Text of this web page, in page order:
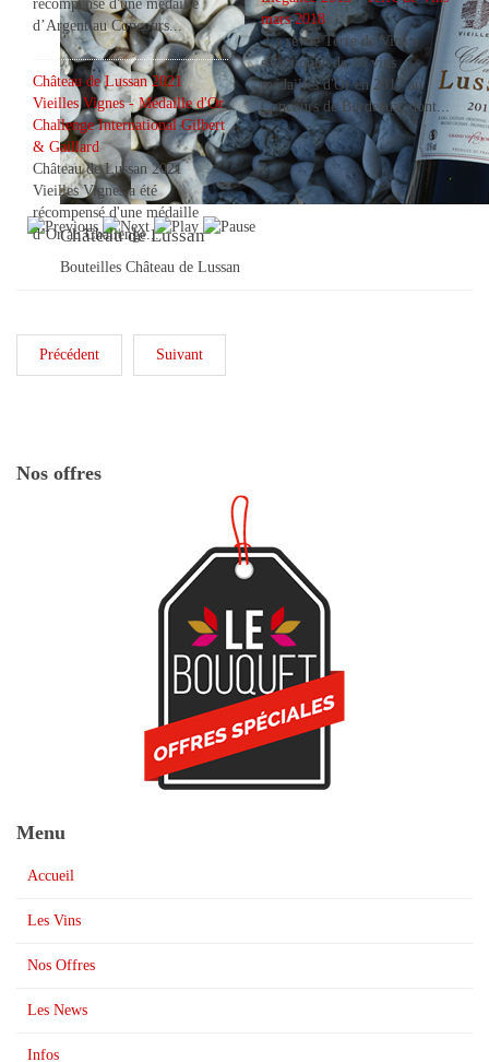
Château de Lussan
Bouteilles Château de Lussan
récompensé d'une médaille
d’Argent au Concours...
Château de Lussan 2021
Vieilles Vignes - Médaille d'Or
Challenge International Gilbert
& Gaillard
Château de Lussan 2021
Vieilles Vignes a été
récompensé d'une médaille
d’Or au Challenge...
mars 2018
La revue Terre de Vins a
sélectionné de 16 vins
médaillés d'Or en 2017 au
Concours de Bordeaux, dont...
Précédent Suivant
Nos offres
Menu
Accueil
Les Vins
Nos Offres
Les News
Infos